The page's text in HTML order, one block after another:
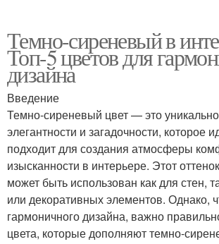
Темно-сиреневый в
Топ-5 цветов для
дизайна
Введение
Темно-сиреневый цвет — это
элегантности и загадочности, которое
подходит для создания атмосферы
изысканности в интерьере. Этот
может быть использован как для стен,
или декоративных элементов. Однако,
гармоничного дизайна, важно
цвета, которые дополняют темно-